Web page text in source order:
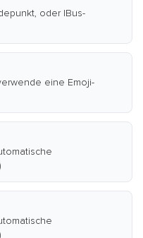
oder IBus-
eine Emoji-